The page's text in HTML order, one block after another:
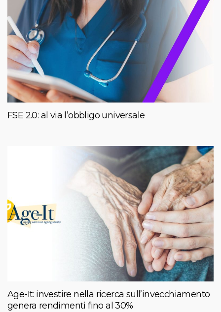
FSE 2.0: al via l’obbligo universale
Age-It: investire nella ricerca sull’invecchiamento
genera rendimenti fino al 30%